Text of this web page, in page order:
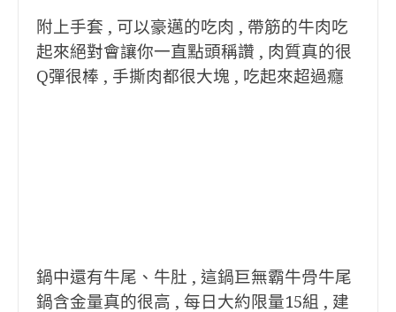
附上手套 , 可以豪邁的吃肉 , 帶筋的牛肉吃
起來絕對會讓你一直點頭稱讚 , 肉質真的很
Q彈很棒 , 手撕肉都很大塊 , 吃起來超過癮
鍋中還有牛尾、牛肚 , 這鍋巨無霸牛骨牛尾
鍋含金量真的很高 , 每日大約限量15組 , 建